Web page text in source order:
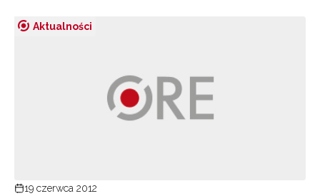
Aktualności
19 czerwca 2012